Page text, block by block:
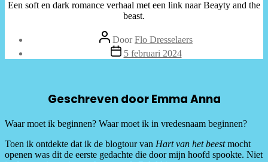
Een soft en dark romance verhaal met een link naar Beayty and the
beast.
Bericht
auteur
DoorFlo Dresselaers
Berichtdatum
5 februari 2024
Geschreven door Emma Anna
Waar moet ik beginnen? Waar moet ik in vredesnaam beginnen?
Toen ik ontdekte dat ik de blogtour van Hart van het beestmocht
openen was dit de eerste gedachte die door mijn hoofd spookte. Niet